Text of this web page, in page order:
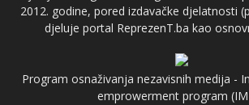
2012. godine, pored izdavačke djelatnosti
djeluje portal ReprezenT.ba kao
Program osnaživanja nezavisnih medija -
emprowerment program